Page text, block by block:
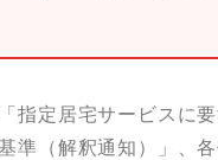
指定居宅サービスに
準（解釈通知）」、